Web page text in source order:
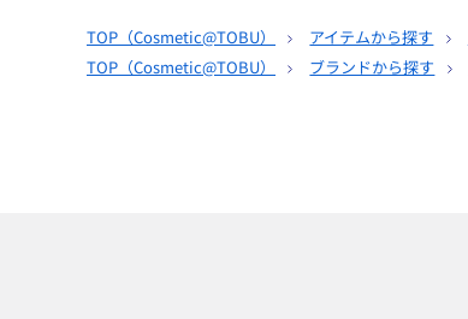
TOP（Cosmetic@TOBU） アイテムから探す
TOP（Cosmetic@TOBU） ブランドから探す